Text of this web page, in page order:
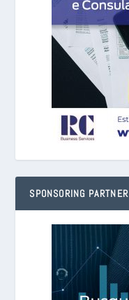
SPONSORING PARTNER